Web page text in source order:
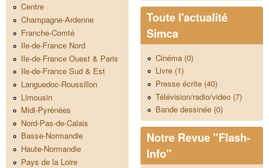
Centre
Champagne-Ardenne
Franche-Comté
Ile-de-France Nord
Ile-de-France Ouest & Paris
Ile-de-France Sud & Est
Languedoc-Roussillon
Limousin
Midi-Pyrénées
Nord-Pas-de-Calais
Basse-Normandie
Haute-Normandie
Pays de la Loire
Toute l'actualité
Simca
Cinéma (0)
Livre (1)
Presse écrite (40)
Télévision/radio/video (7)
Bande dessinée (0)
Notre Revue "Flash-
Info"